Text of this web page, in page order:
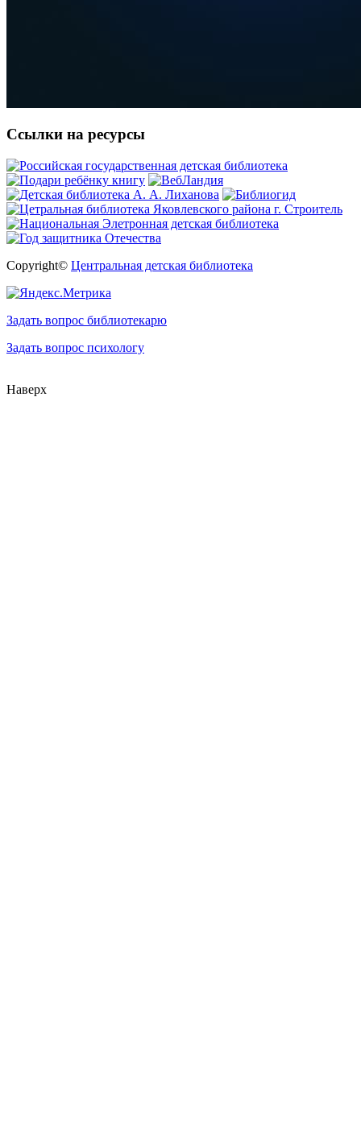
Ссылки на ресурсы
Copyright© Центральная детская библиотека
Задать вопрос библиотекарю
Задать вопрос психологу
Наверх